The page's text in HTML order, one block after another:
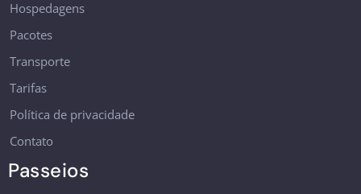
Hospedagens
Pacotes
Transporte
Tarifas
Política de privacidade
Contato
Passeios